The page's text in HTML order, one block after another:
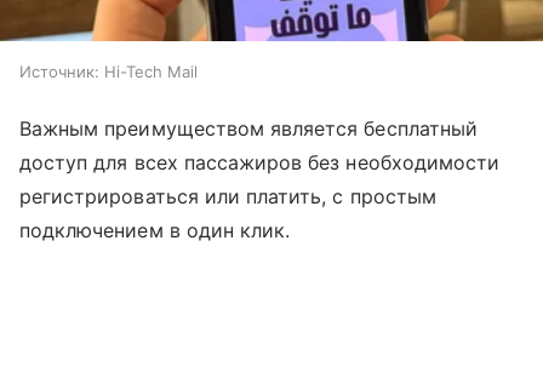
Источник: Hi-Tech Mail
Важным преимуществом является бесплатный
доступ для всех пассажиров без необходимости
регистрироваться или платить, с простым
подключением в один клик.